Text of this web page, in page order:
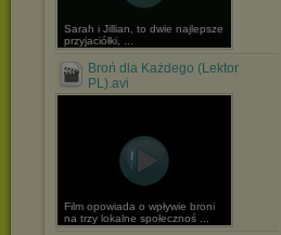
Sarah i Jillian, to dwie najlepsze
przyjaciółki, ...
Broń dla Każdego (Lektor
PL).avi
Film opowiada o wpływie broni
na trzy lokalne społecznoś ...